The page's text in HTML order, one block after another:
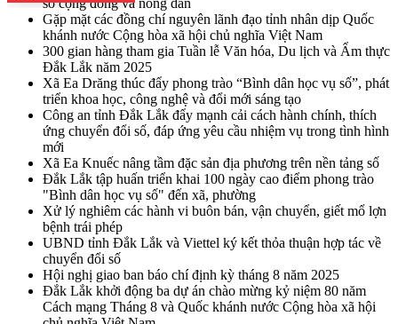
số cộng đồng và nông dân
Gặp mặt các đồng chí nguyên lãnh đạo tỉnh nhân dịp Quốc
khánh nước Cộng hòa xã hội chủ nghĩa Việt Nam
300 gian hàng tham gia Tuần lễ Văn hóa, Du lịch và Ẩm thực
Đắk Lắk năm 2025
Xã Ea Drăng thúc đẩy phong trào “Bình dân học vụ số”, phát
triển khoa học, công nghệ và đổi mới sáng tạo
Công an tỉnh Đắk Lắk đẩy mạnh cải cách hành chính, thích
ứng chuyển đổi số, đáp ứng yêu cầu nhiệm vụ trong tình hình
mới
Xã Ea Knuếc nâng tầm đặc sản địa phương trên nền tảng số
Đắk Lắk tập huấn triển khai 100 ngày cao điểm phong trào
"Bình dân học vụ số" đến xã, phường
Xử lý nghiêm các hành vi buôn bán, vận chuyển, giết mổ lợn
bệnh trái phép
UBND tỉnh Đắk Lắk và Viettel ký kết thỏa thuận hợp tác về
chuyển đổi số
Hội nghị giao ban báo chí định kỳ tháng 8 năm 2025
Đắk Lắk khởi động ba dự án chào mừng kỷ niệm 80 năm
Cách mạng Tháng 8 và Quốc khánh nước Cộng hòa xã hội